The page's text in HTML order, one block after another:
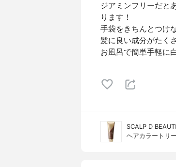
ジアミンフリーだと
ります！
手袋をきちんとつけ
髪に良い成分がたく
お風呂で簡単手軽に
SCALP D
ヘアカラートリ